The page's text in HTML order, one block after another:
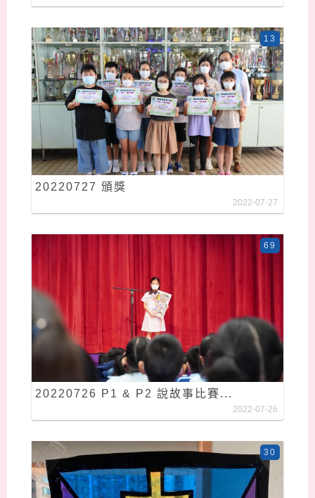
20220727 頒獎
13
2022-07-27
20220726 P1 & P2 說故事比賽...
69
2022-07-26
30